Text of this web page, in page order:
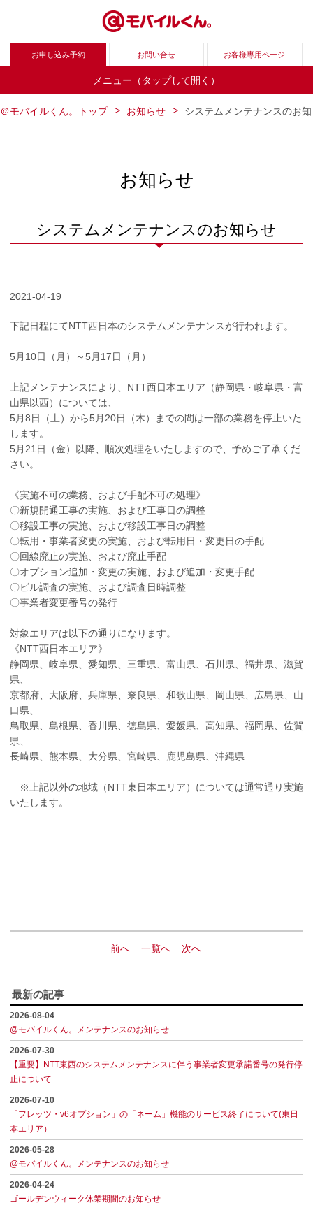
お申し込み予約 お問い合せ お客様専用ページ
メニュー（タップして開く）
＠モバイルくん。トップ お知らせ システムメンテナンスのお
お知らせ
システムメンテナンスのお知らせ
2021-04-19
下記日程にてNTT西日本のシステムメンテナンスが行われます。
5月10日（月）～5月17日（月）
上記メンテナンスにより、NTT西日本エリア（静岡県・岐阜県・富
山県以西）については、
5月8日（土）から5月20日（木）までの間は一部の業務を停止いた
します。
5月21日（金）以降、順次処理をいたしますので、予めご了承くだ
さい。
《実施不可の業務、および手配不可の処理》
〇新規開通工事の実施、および工事日の調整
〇移設工事の実施、および移設工事日の調整
〇転用・事業者変更の実施、および転用日・変更日の手配
〇回線廃止の実施、および廃止手配
〇オプション追加・変更の実施、および追加・変更手配
〇ビル調査の実施、および調査日時調整
〇事業者変更番号の発行
対象エリアは以下の通りになります。
《NTT西日本エリア》
静岡県、岐阜県、愛知県、三重県、富山県、石川県、福井県、滋賀
県、
京都府、大阪府、兵庫県、奈良県、和歌山県、岡山県、広島県、山
口県、
鳥取県、島根県、香川県、徳島県、愛媛県、高知県、福岡県、佐賀
県、
長崎県、熊本県、大分県、宮崎県、鹿児島県、沖縄県
※上記以外の地域（NTT東日本エリア）については通常通り実施
いたします。
前へ 一覧へ 次へ
最新の記事
2026-08-04
@モバイルくん。メンテナンスのお知らせ
2026-07-30
【重要】NTT東西のシステムメンテナンスに伴う事業者変更承諾番号の発行停
止について
2026-07-10
「フレッツ・v6オプション」の「ネーム」機能のサービス終了について(東日
本エリア）
2026-05-28
@モバイルくん。メンテナンスのお知らせ
2026-04-24
ゴールデンウィーク休業期間のお知らせ